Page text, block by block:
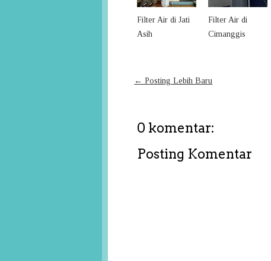
Filter Air di Jati
Asih
Filter Air di
Cimanggis
← Posting Lebih Baru
0 komentar:
Posting Komentar